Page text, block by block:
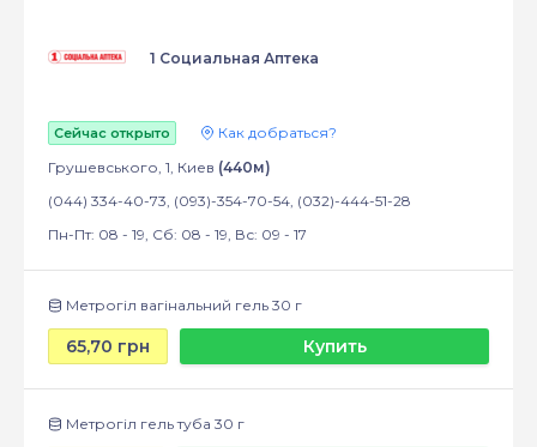
1 Социальная Аптека
Сейчас открыто
Как добраться?
Грушевського, 1, Киев (440м)
(044) 334-40-73, (093)-354-70-54, (032)-444-51-28
Пн-Пт: 08 - 19, Сб: 08 - 19, Вс: 09 - 17
Метрогіл вагінальний гель 30 г
65,70 грн Купить
Метрогіл гель туба 30 г